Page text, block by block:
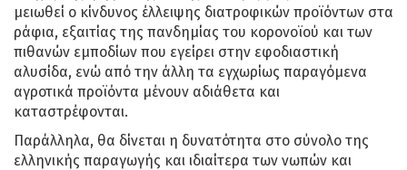
μειωθεί ο κίνδυνος έλλειψης διατροφικών προϊόντων στα
ράφια, εξαιτίας της πανδημίας του κορονοϊού και των
πιθανών εμποδίων που εγείρει στην εφοδιαστική
αλυσίδα, ενώ από την άλλη τα εγχωρίως παραγόμενα
αγροτικά προϊόντα μένουν αδιάθετα και
καταστρέφονται.
Παράλληλα, θα δίνεται η δυνατότητα στο σύνολο της
ελληνικής παραγωγής και ιδιαίτερα των νωπών και